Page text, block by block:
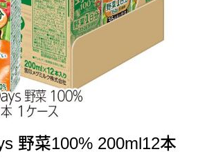
野菜100% 200ml12本